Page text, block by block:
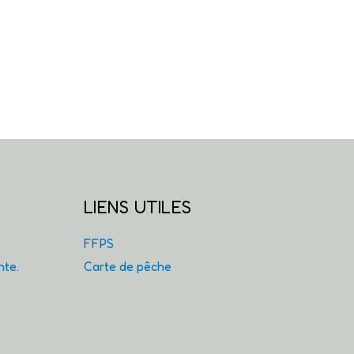
LIENS UTILES
FFPS
Carte de pêche